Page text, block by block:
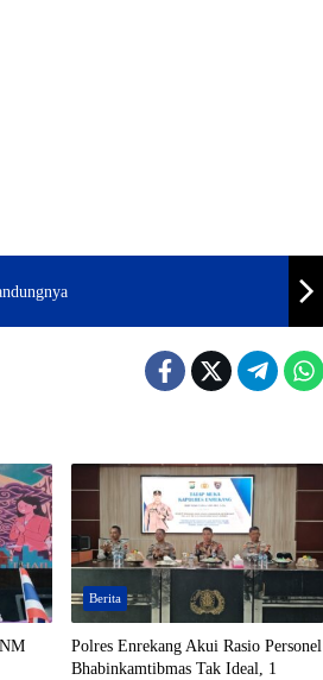
Berita
Polres Enrekang Akui Rasio Personel
Bhabinkamtibmas Tak Ideal, 1